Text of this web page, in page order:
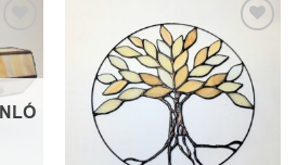
Kedvencekhez